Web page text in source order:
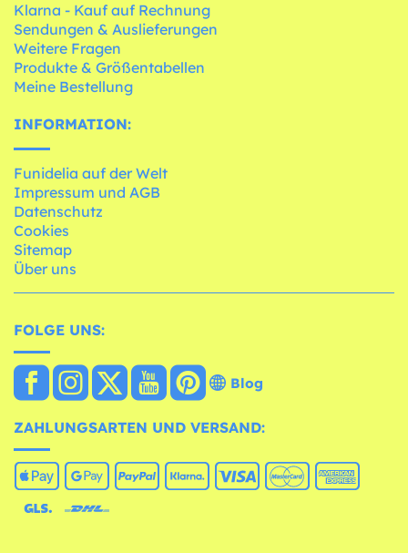
Klarna - Kauf auf Rechnung
Sendungen & Auslieferungen
Weitere Fragen
Produkte & Größentabellen
Meine Bestellung
INFORMATION:
Funidelia auf der Welt
Impressum und AGB
Datenschutz
Cookies
Sitemap
Über uns
FOLGE UNS:
Blog
ZAHLUNGSARTEN UND VERSAND: